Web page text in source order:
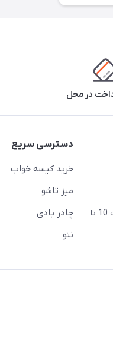
در محل
تهران،ضلع شرقی میدان منیریه،پلاک5،واحد2 ( از ساعت 10 تا
دسترسی سریع
خرید کیسه خواب
میز تاشو
چادر بادی
ننو